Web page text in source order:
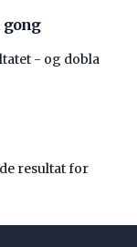
gong
- og dobla
resultat for